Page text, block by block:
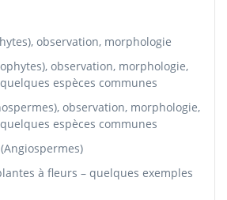
observation, morphologie
observation, morphologie,
espèces communes
observation, morphologie,
espèces communes
à fleurs – quelques exemples